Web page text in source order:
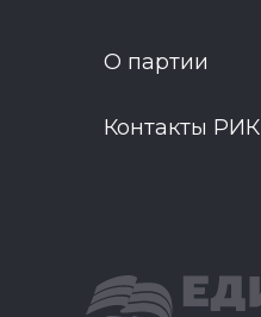
О партии
Контакты РИК